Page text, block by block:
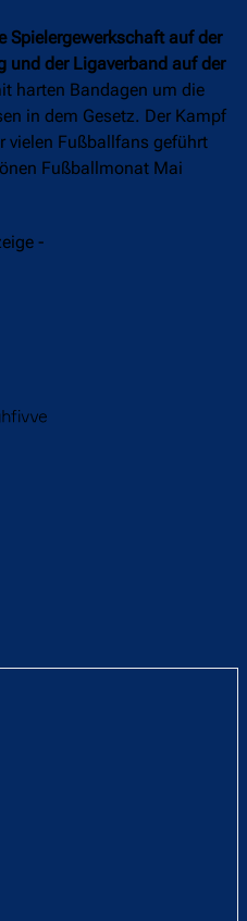
Spielergewerkschaft auf der
und der Ligaverband auf der
harten Bandagen um die
in dem Gesetz. Der Kampf
vielen Fußballfans geführt
Fußballmonat Mai
-